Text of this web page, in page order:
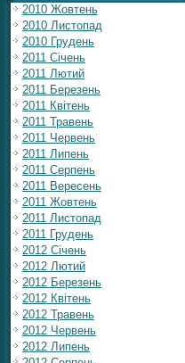
2010 Жовтень
2010 Листопад
2010 Грудень
2011 Січень
2011 Лютий
2011 Березень
2011 Квітень
2011 Травень
2011 Червень
2011 Липень
2011 Серпень
2011 Вересень
2011 Жовтень
2011 Листопад
2011 Грудень
2012 Січень
2012 Лютий
2012 Березень
2012 Квітень
2012 Травень
2012 Червень
2012 Липень